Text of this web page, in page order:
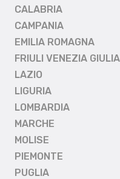
CALABRIA
CAMPANIA
EMILIA ROMAGNA
FRIULI VENEZIA GIULIA
LAZIO
LIGURIA
LOMBARDIA
MARCHE
MOLISE
PIEMONTE
PUGLIA